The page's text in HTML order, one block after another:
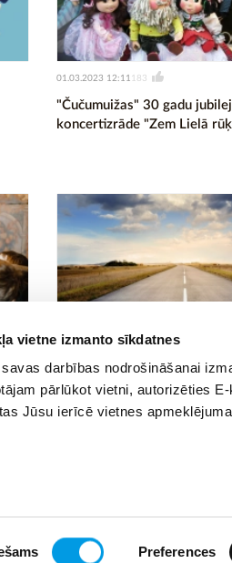
vietne izmanto sīkdatnes
darbības nodrošināšanai
pārlūkot vietni, autorizēties
Jūsu ierīcē vietnes
Preferences
"Čučumuižas" 30 gadu
koncertizrāde "Zem Lielā
01.03.2023 12:11 183
semināru “Ceļu satiksmes
klausies. Domā. Prognozē.